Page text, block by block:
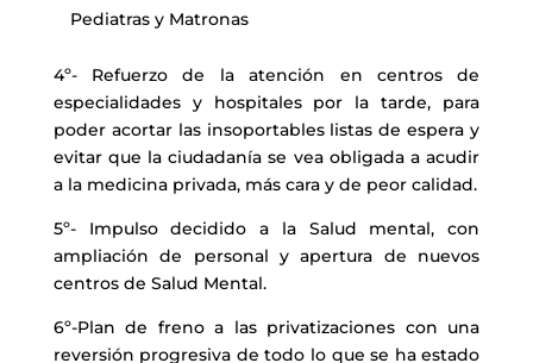
Pediatras y Matronas
4º- Refuerzo de la atención en centros de
especialidades y hospitales por la tarde, para
poder acortar las insoportables listas de espera y
evitar que la ciudadanía se vea obligada a acudir
a la medicina privada, más cara y de peor calidad.
5º- Impulso decidido a la Salud mental, con
ampliación de personal y apertura de nuevos
centros de Salud Mental.
6º-Plan de freno a las privatizaciones con una
reversión progresiva de todo lo que se ha estado